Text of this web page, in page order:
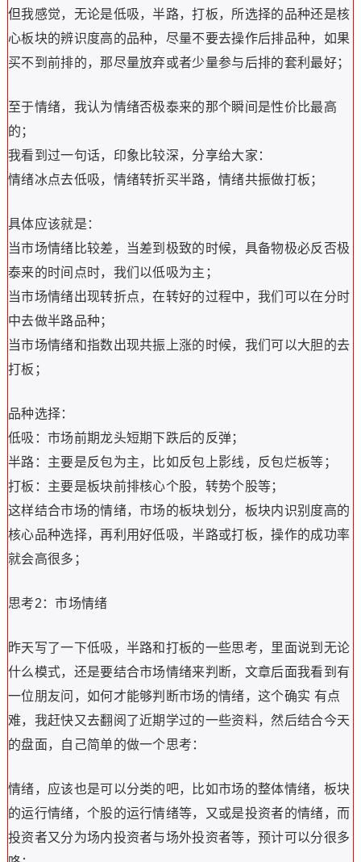
但我感觉，无论是低吸，半路，打板，所选择的品种还是核
心板块的辨识度高的品种，尽量不要去操作后排品种，如果
买不到前排的，那尽量放弃或者少量参与后排的套利最好；
至于情绪，我认为情绪否极泰来的那个瞬间是性价比最高
的；
我看到过一句话，印象比较深，分享给大家：
情绪冰点去低吸，情绪转折买半路，情绪共振做打板；
具体应该就是：
当市场情绪比较差，当差到极致的时候，具备物极必反否极
泰来的时间点时，我们以低吸为主；
当市场情绪出现转折点，在转好的过程中，我们可以在分时
中去做半路品种；
当市场情绪和指数出现共振上涨的时候，我们可以大胆的去
打板；
品种选择：
低吸：市场前期龙头短期下跌后的反弹；
半路：主要是反包为主，比如反包上影线，反包烂板等；
打板：主要是板块前排核心个股，转势个股等；
这样结合市场的情绪，市场的板块划分，板块内识别度高的
核心品种选择，再利用好低吸，半路或打板，操作的成功率
就会高很多；
思考2：市场情绪
昨天写了一下低吸，半路和打板的一些思考，里面说到无论
什么模式，还是要结合市场情绪来判断，文章后面我看到有
一位朋友问，如何才能够判断市场的情绪，这个确实 有点
难，我赶快又去翻阅了近期学过的一些资料，然后结合今天
的盘面，自己简单的做一个思考：
情绪，应该也是可以分类的吧，比如市场的整体情绪，板块
的运行情绪，个股的运行情绪等，又或是投资者的情绪，而
投资者又分为场内投资者与场外投资者等，预计可以分很多